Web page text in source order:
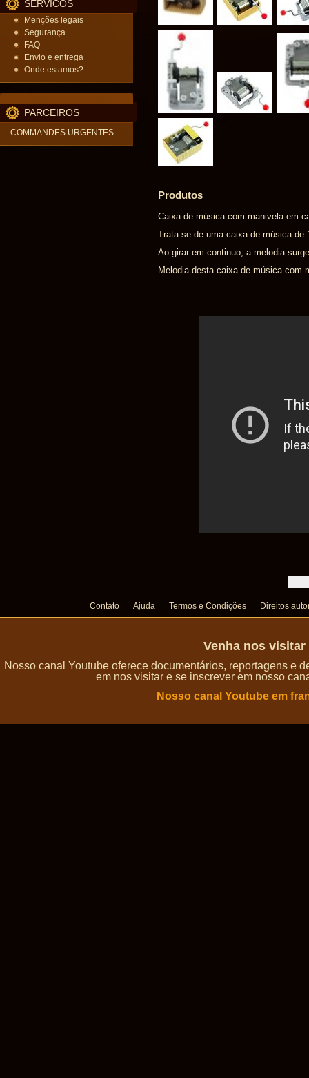
SERVICOS
Menções legais
Segurança
FAQ
Envio e entrega
Onde estamos?
PARCEIROS
COMMANDES URGENTES
Produtos
Caixa de música com manivela em
Trata-se de uma caixa de música de
Ao girar em continuo, a melodia
Melodia desta caixa de música com
Contato Ajuda Termos e Condições Direitos
Venha nos
Nosso canal Youtube oferece documentários, reportagens e
em nos visitar e se inscrever em nosso
Nosso canal Youtube em